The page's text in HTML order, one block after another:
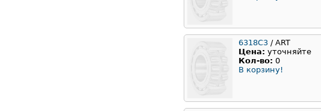
6318C3 / ART
Цена: уточняйте
Кол-во: 0
В корзину!